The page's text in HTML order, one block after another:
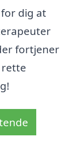
dig at
fortjener
rette